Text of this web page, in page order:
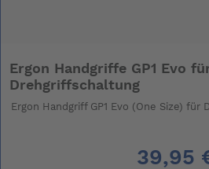
Ergon Handgriffe GP1 Evo
Drehgriffschaltung
Ergon Handgriff GP1 Evo (One Size) für
39,95